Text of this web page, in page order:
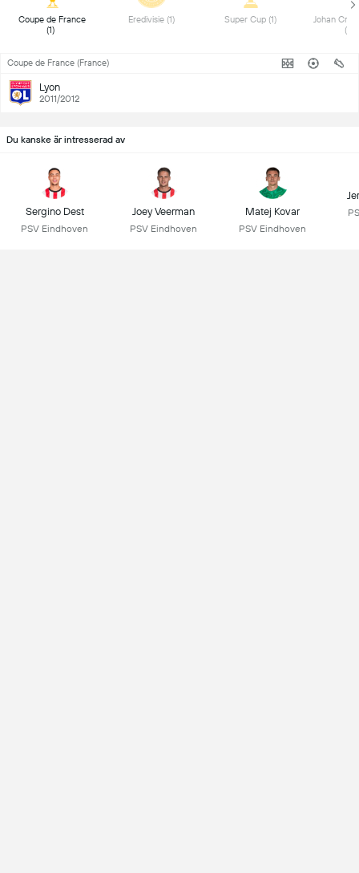
Coupe de France
Eredivisie (1)
Johan
Coupe de France (France)
Lyon
2011/2012
Du kanske är intresserad av
Sergino Dest
PSV Eindhoven
Joey Veerman
PSV Eindhoven
Matej Kovar
PSV Eindhoven